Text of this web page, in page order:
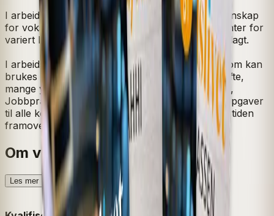
I arbeidslivet er et stort læreverk i arbeidslivskunnskap
for voksne innvandrere, med en serie komponenter for
variert bruk. Kommunikative ferdigheter blir vektlagt.
I arbeidslivet består av en rekke komponenter som kan
brukes om hverandre: Tekstbok, praksisplasshefte,
mange yrkeshefter, Jeg vil bli-serien, Jobbkoder,
Jobbprat og en stor nettressurs med stoff og oppgaver
til alle komponenter. Flere yrkeshefter kommer i tiden
framover.
Om verket
Les mer